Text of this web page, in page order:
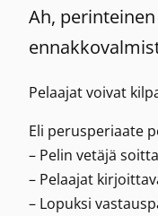
Ah,
Pelaajat voivat
Eli perusperiaate
– Pelin vetäjä
– Pelaajat
– Lopuksi